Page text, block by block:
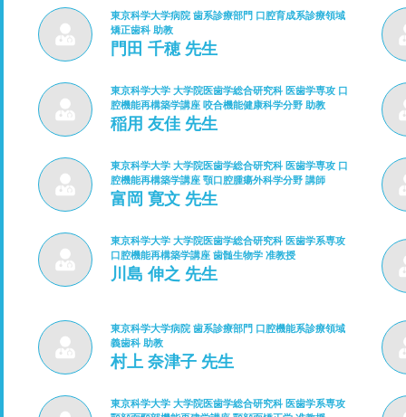
東京科学大学病院 歯系診療部門 口腔育成系診療領域
矯正歯科 助教
門田 千穂 先生
東京科学大学 大学院医歯学総合研究科 医歯学専攻 口
腔機能再構築学講座 咬合機能健康科学分野 助教
稲用 友佳 先生
東京科学大学 大学院医歯学総合研究科 医歯学専攻 口
腔機能再構築学講座 顎口腔腫瘍外科学分野 講師
富岡 寛文 先生
東京科学大学 大学院医歯学総合研究科 医歯学系専攻
口腔機能再構築学講座 歯髄生物学 准教授
川島 伸之 先生
東京科学大学病院 歯系診療部門 口腔機能系診療領域
義歯科 助教
村上 奈津子 先生
東京科学大学 大学院医歯学総合研究科 医歯学系専攻